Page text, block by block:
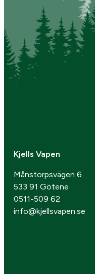
Kjells Vapen
Månstorpsvägen 6
533 91 Götene
0511-509 62
info@kjellsvapen.se